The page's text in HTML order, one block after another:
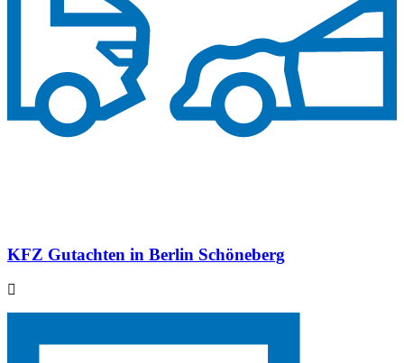
KFZ Gutachten in Berlin Schöneberg